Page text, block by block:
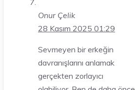
Onur Çelik
28 Kasım 2025 01:29
Sevmeyen bir erkeğin
davranışlarını anlamak
gerçekten zorlayıcı